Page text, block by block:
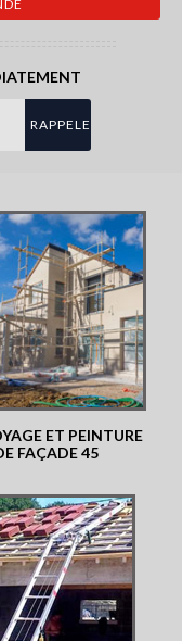
ET PEINTURE
FAÇADE 45